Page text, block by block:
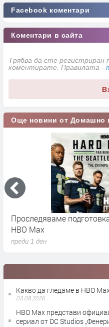
Facebook коментари
Коментари в сайта
Трябва да сте
коментирате. Правилата -
Още новини от Домашно
Проследяваме
HBO Max
преди 1 ден
Какво да гледаме в HBO
03.08.2026
HBO Max представи
сериал от DC Studios